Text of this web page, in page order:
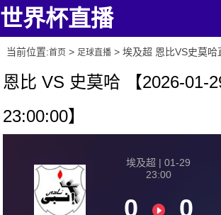
世界杯直播
当前位置:首页> 足球直播> 埃及超 恩比VS史莫哈
恩比 VS 史莫哈 【2026-01-
23:00:00】
埃及超 | 01-29
23:00
0 0